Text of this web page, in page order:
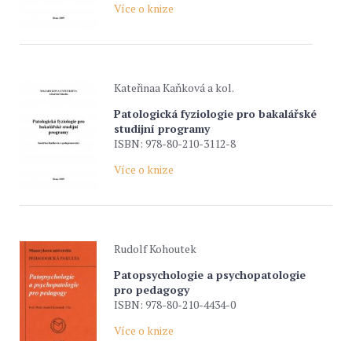
Více o knize
Kateřinaa Kaňková a kol.
Patologická fyziologie pro bakalářské
studijní programy
ISBN: 978-80-210-3112-8
Více o knize
Rudolf Kohoutek
Patopsychologie a psychopatologie
pro pedagogy
ISBN: 978-80-210-4434-0
Více o knize